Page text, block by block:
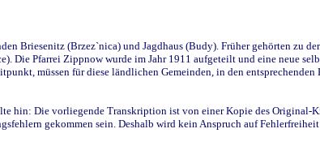
Briesenitz (Brzez`nica) und Jagdhaus (Budy). Früher gehörten zu
Die Pfarrei Zippnow wurde im Jahr 1911 aufgeteilt und eine neue
müssen für diese ländlichen Gemeinden, in den
hin: Die vorliegende Transkription ist von einer Kopie des Original-
gekommen sein. Deshalb wird kein Anspruch auf Fehlerfreiheit